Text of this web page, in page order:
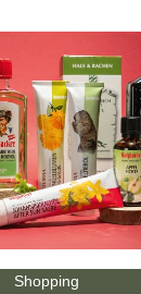
Shopping